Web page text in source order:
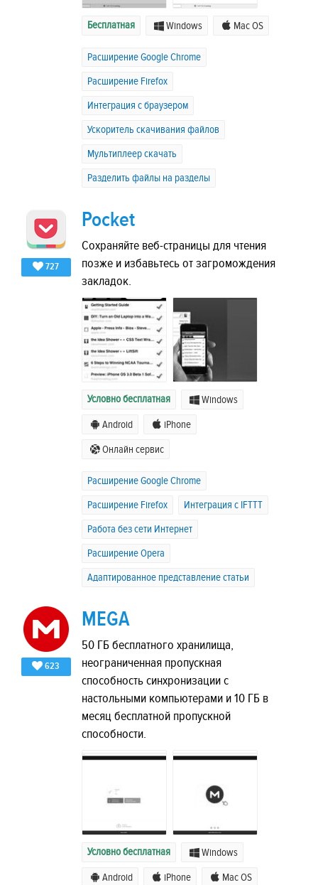
Бесплатная Windows Mac OS
Расширение Google Chrome
Расширение Firefox
Интеграция с браузером
Ускоритель скачивания файлов
Мультиплеер скачать
Разделить файлы на разделы
727
Pocket
Сохраняйте веб-страницы для чтения
позже и избавьтесь от загромождения
закладок.
Условно бесплатная Windows
Android iPhone
Онлайн сервис
Расширение Google Chrome
Расширение Firefox
Интеграция с IFTTT
Работа без сети Интернет
Расширение Opera
Адаптированное представление статьи
623
MEGA
50 ГБ бесплатного хранилища,
неограниченная пропускная
способность синхронизации с
настольными компьютерами и 10 ГБ в
месяц бесплатной пропускной
способности.
Условно бесплатная Windows
Android iPhone Mac OS